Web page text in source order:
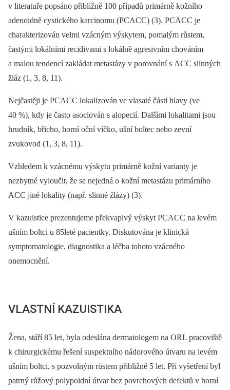
v literatuře popsáno přibližně 100 případů primárně kožního
adenoidně cystického karcinomu (PCACC) (3). PCACC je
charakterizován velmi vzácným výskytem, pomalým růstem,
častými lokálními recidivami s lokálně agresivním chováním
a malou tendencí zakládat metastázy v porovnání s ACC slinných
žláz (1, 3, 8, 11).
Nejčastěji je PCACC lokalizován ve vlasaté části hlavy (ve
40 %), kdy je často asociován s alopecií. Dalšími lokalitami jsou
hrudník, břicho, horní oční víčko, ušní boltec nebo zevní
zvukovod (1, 3, 8, 11).
Vzhledem k vzácnému výskytu primárně kožní varianty je
nezbytné vyloučit, že se nejedná o kožní metastázu primárního
ACC jiné lokality (např. slinné žlázy) (3).
V kazuistice prezentujeme překvapivý výskyt PCACC na levém
ušním boltci u 85leté pacientky. Diskutována je klinická
symptomatologie, diagnostika a léčba tohoto vzácného
onemocnění.
VLASTNÍ KAZUISTIKA
Žena, stáří 85 let, byla odeslána dermatologem na ORL pracoviště
k chirurgickému řešení suspektního nádorového útvaru na levém
ušním boltci, s pozvolným růstem přibližně 5 let. Při vyšetření byl
patrný růžový polypoidní útvar bez povrchových defektů v horní